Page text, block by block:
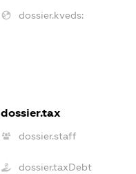
dossier.kveds:
dossier.tax
dossier.staff
dossier.taxDebt